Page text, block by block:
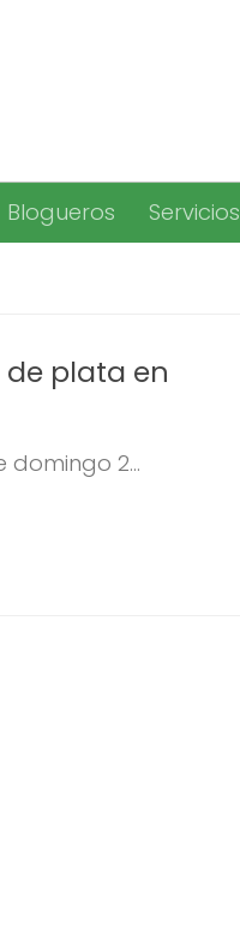
Blogueros Servicios
plata en
2...